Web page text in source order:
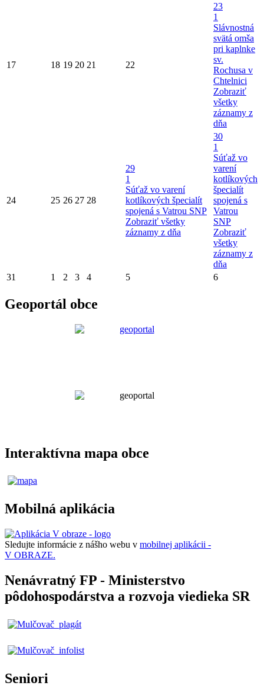
17 18 19 20 21 22
23
1
Slávnostná
svätá omša
pri kaplnke
sv.
Rochusa v
Chtelnici
Zobraziť
všetky
záznamy z
dňa
24 25 26 27 28
29
1
Súťaž vo varení
kotlíkových špecialít
spojená s Vatrou SNP
Zobraziť všetky
záznamy z dňa
30
1
Súťaž vo
varení
kotlíkových
špecialít
spojená s
Vatrou
SNP
Zobraziť
všetky
záznamy z
dňa
31
1 2 3 4 5 6
Geoportál obce
Interaktívna mapa obce
Mobilná aplikácia
Sledujte informácie z nášho webu v mobilnej aplikácii -
V OBRAZE.
Nenávratný FP - Ministerstvo
pôdohospodárstva a rozvoja viedieka SR
Seniori